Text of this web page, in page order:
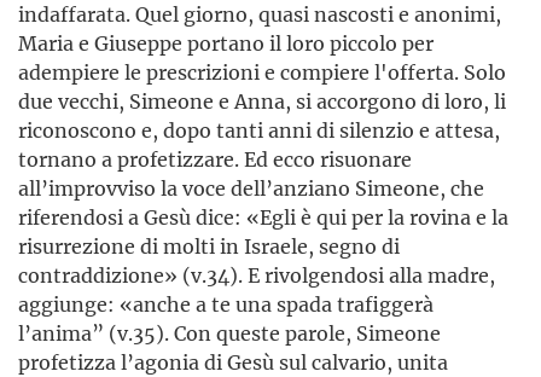
indaffarata. Quel giorno, quasi nascosti e anonimi,
Maria e Giuseppe portano il loro piccolo per
adempiere le prescrizioni e compiere l'offerta. Solo
due vecchi, Simeone e Anna, si accorgono di loro, li
riconoscono e, dopo tanti anni di silenzio e attesa,
tornano a profetizzare. Ed ecco risuonare
all’improvviso la voce dell’anziano Simeone, che
riferendosi a Gesù dice: «Egli è qui per la rovina e la
risurrezione di molti in Israele, segno di
contraddizione» (v.34). E rivolgendosi alla madre,
aggiunge: «anche a te una spada trafiggerà
l’anima” (v.35). Con queste parole, Simeone
profetizza l’agonia di Gesù sul calvario, unita